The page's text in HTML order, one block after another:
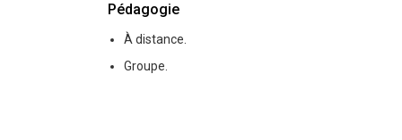
Pédagogie
À distance.
Groupe.